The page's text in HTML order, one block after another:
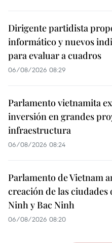
Dirigente partidista
informático y nuevos
para evaluar a cuadros
06/08/2026 08:29
Parlamento vietnamita
inversión en grandes
infraestructura
06/08/2026 08:24
Parlamento de Vietnam
creación de las ciudades
Ninh y Bac Ninh
06/08/2026 08:20